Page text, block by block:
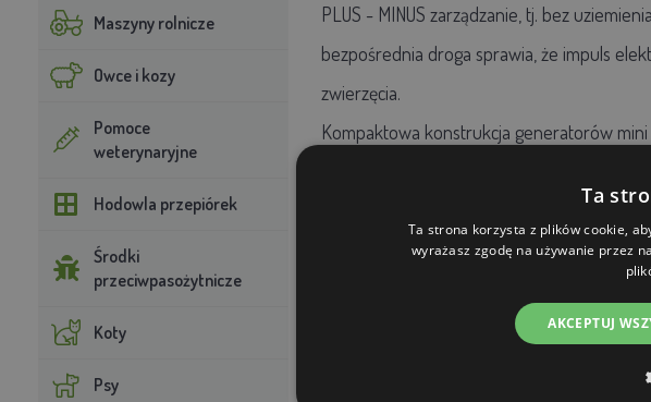
Maszyny rolnicze
Owce i kozy
Pomoce
weterynaryjne
Hodowla przepiórek
Środki
przeciwpasożytnicze
Koty
Psy
PLUS - MINUS zarządzanie, tj. bez
bezpośrednia droga sprawia, że impuls
zwierzęcia.
Kompaktowa konstrukcja generatorów
praktyczne i funkcjonalne rozwiązanie.
umożliwia bezpieczne ogrodzenie. Kabel
bardzo dyskretny w Twoim ogrodzie.
Ta
Ta strona korzysta z plików cookie,
wyrażasz zgodę na używanie przez
AKCEPTUJ